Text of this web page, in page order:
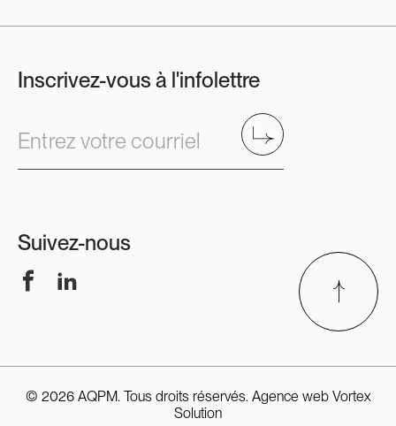
Inscrivez-vous à l'infolettre
Entrez votre courriel Envoyer
Suivez-nous
FacebookLinkedIn
© 2026 AQPM. Tous droits réservés. Agence web Vortex
Solution